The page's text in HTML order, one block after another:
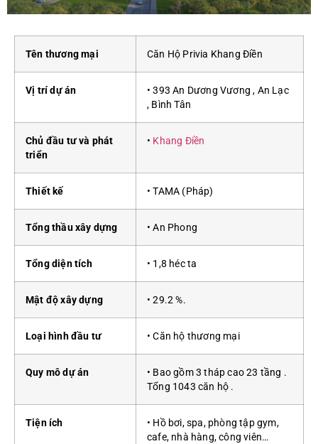
Tên thương mại Căn Hộ Privia Khang Điền
Vị trí dự án
• 393 An Dương Vương , An Lạc
, Bình Tân
Chủ đầu tư và phát
triển
• Khang Điền
Thiết kế • TAMA (Pháp)
Tổng thầu xây dựng • An Phong
Tổng diện tích • 1,8 héc ta
Mật độ xây dựng • 29.2 %.
Loại hình đầu tư • Căn hộ thương mại
Quy mô dự án
• Bao gồm 3 tháp cao 23 tầng .
Tổng 1043 căn hộ .
Tiện ích
• Hồ bơi, spa, phòng tập gym,
cafe, nhà hàng, công viên…